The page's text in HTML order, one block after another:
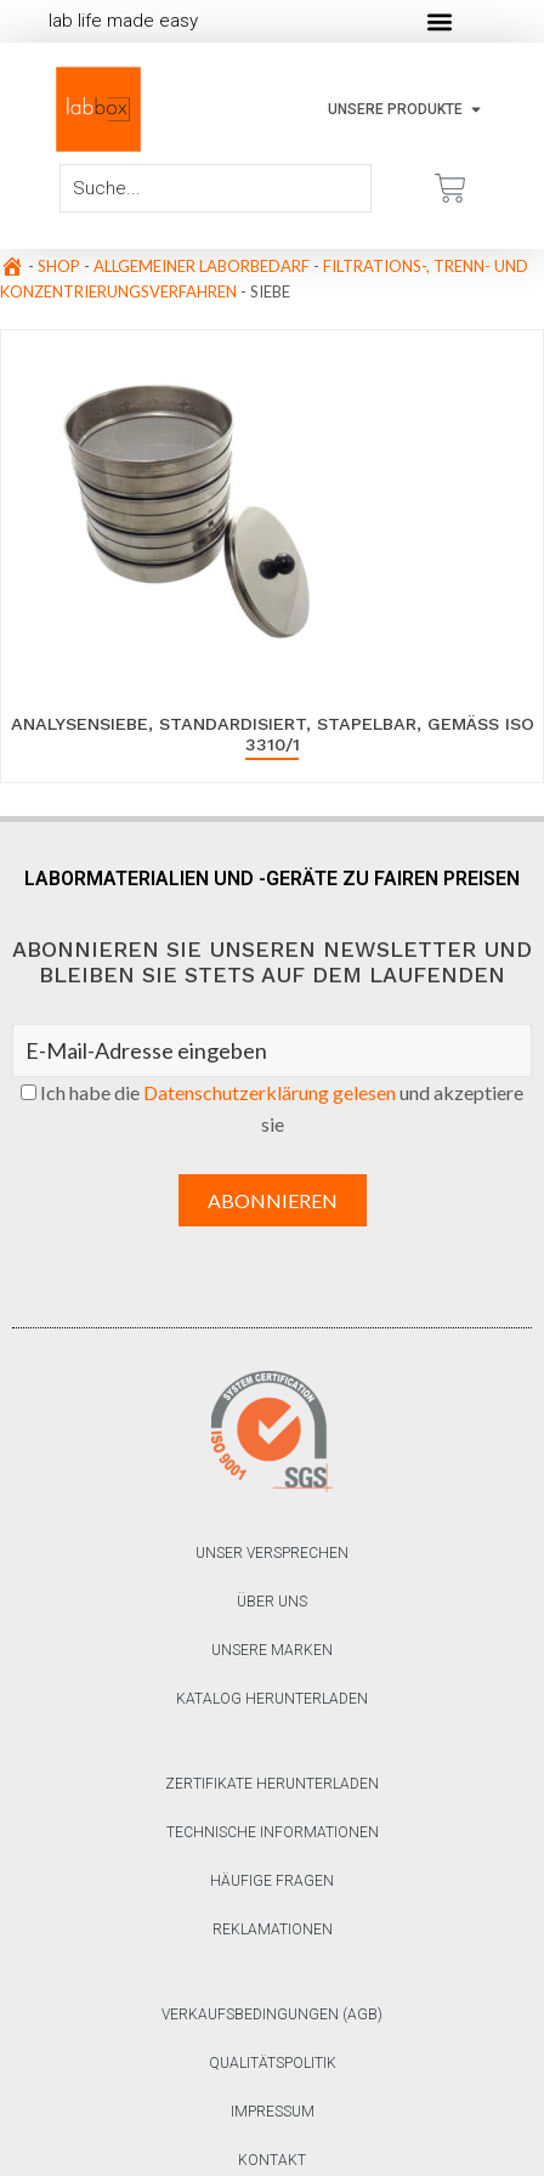
lab life made easy
UNSERE PRODUKTE
- SHOP - ALLGEMEINER LABORBEDARF - FILTRATIONS-, TRENN- UND
KONZENTRIERUNGSVERFAHREN - SIEBE
ANALYSENSIEBE, STANDARDISIERT, STAPELBAR, GEMÄSS ISO 3
310/1
LABORMATERIALIEN UND -GERÄTE ZU FAIREN PREISEN
ABONNIEREN SIE UNSEREN NEWSLETTER UND
BLEIBEN SIE STETS AUF DEM LAUFENDEN
Ich habe die Datenschutzerklärung gelesenund akzeptiere
sie
UNSER VERSPRECHEN
ÜBER UNS
UNSERE MARKEN
KATALOG HERUNTERLADEN
ZERTIFIKATE HERUNTERLADEN
TECHNISCHE INFORMATIONEN
HÄUFIGE FRAGEN
REKLAMATIONEN
VERKAUFSBEDINGUNGEN (AGB)
QUALITÄTSPOLITIK
IMPRESSUM
KONTAKT